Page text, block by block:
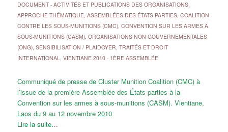
DOCUMENT- ACTIVITÉS ET PUBLICATIONS DES ORGANISATIONS,
APPROCHE THÉMATIQUE, ASSEMBLÉES DES ÉTATS PARTIES, COALITION
CONTRE LES SOUS-MUNITIONS (CMC), CONVENTION SUR LES ARMES À
SOUS-MUNITIONS (CASM), ORGANISATIONS NON GOUVERNEMENTALES
(ONG), SENSIBILISATION / PLAIDOYER, TRAITÉS ET DROIT
INTERNATIONAL, VIENTIANE 2010 - 1ÈRE ASSEMBLÉE
Communiqué de presse de Cluster Munition Coalition (CMC) à
l’issue de la première Assemblée des États parties à la
Convention sur les armes à sous-munitions (CASM). Vientiane,
Laos du 9 au 12 novembre 2010
Lire la suite…